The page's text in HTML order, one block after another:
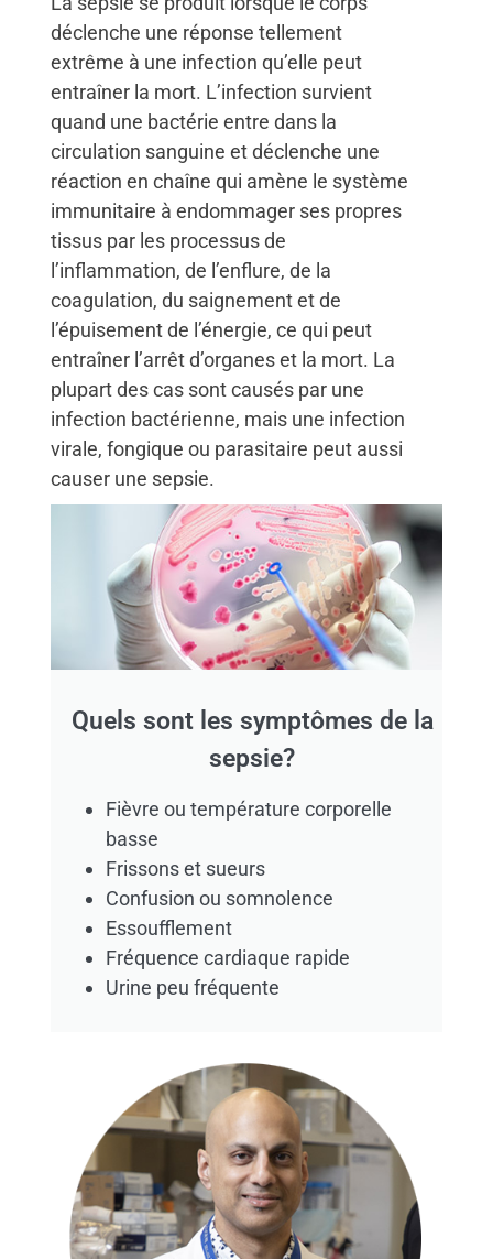
déclenche une réponse tellement
extrême à une infection qu’elle peut
entraîner la mort. L’infection survient
quand une bactérie entre dans la
circulation sanguine et déclenche une
réaction en chaîne qui amène le système
immunitaire à endommager ses propres
tissus par les processus de
l’inflammation, de l’enflure, de la
coagulation, du saignement et de
l’épuisement de l’énergie, ce qui peut
entraîner l’arrêt d’organes et la mort. La
plupart des cas sont causés par une
infection bactérienne, mais une infection
virale, fongique ou parasitaire peut aussi
causer une sepsie.
Quels sont les symptômes de la
sepsie?
Fièvre ou température corporelle
basse
Frissons et sueurs
Confusion ou somnolence
Essoufflement
Fréquence cardiaque rapide
Urine peu fréquente